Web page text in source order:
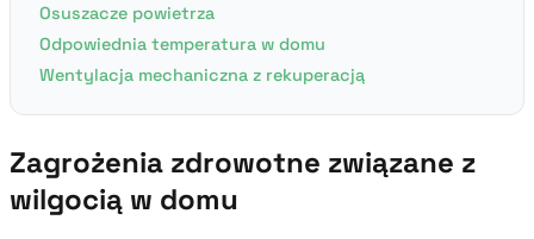
Osuszacze powietrza
Odpowiednia temperatura w domu
Wentylacja mechaniczna z rekuperacją
Zagrożenia zdrowotne związane z
wilgocią w domu